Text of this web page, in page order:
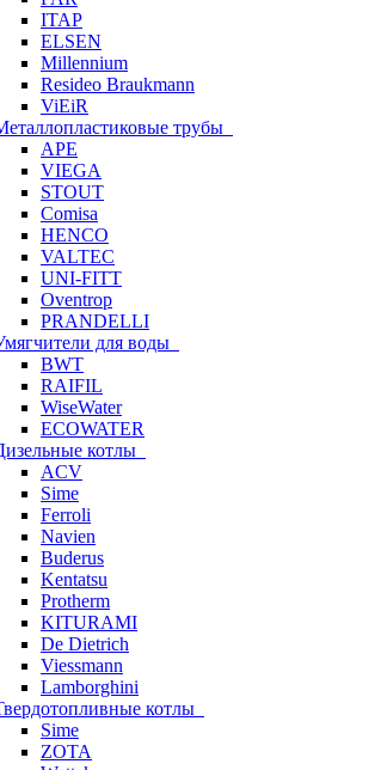
ITAP
ELSEN
Millennium
Resideo Braukmann
ViEiR
трубы
APE
VIEGA
STOUT
Comisa
HENCO
VALTEC
UNI-FITT
Oventrop
PRANDELLI
для воды
BWT
RAIFIL
WiseWater
ECOWATER
котлы
ACV
Sime
Ferroli
Navien
Buderus
Kentatsu
Protherm
KITURAMI
De Dietrich
Viessmann
Lamborghini
котлы
Sime
ZOTA